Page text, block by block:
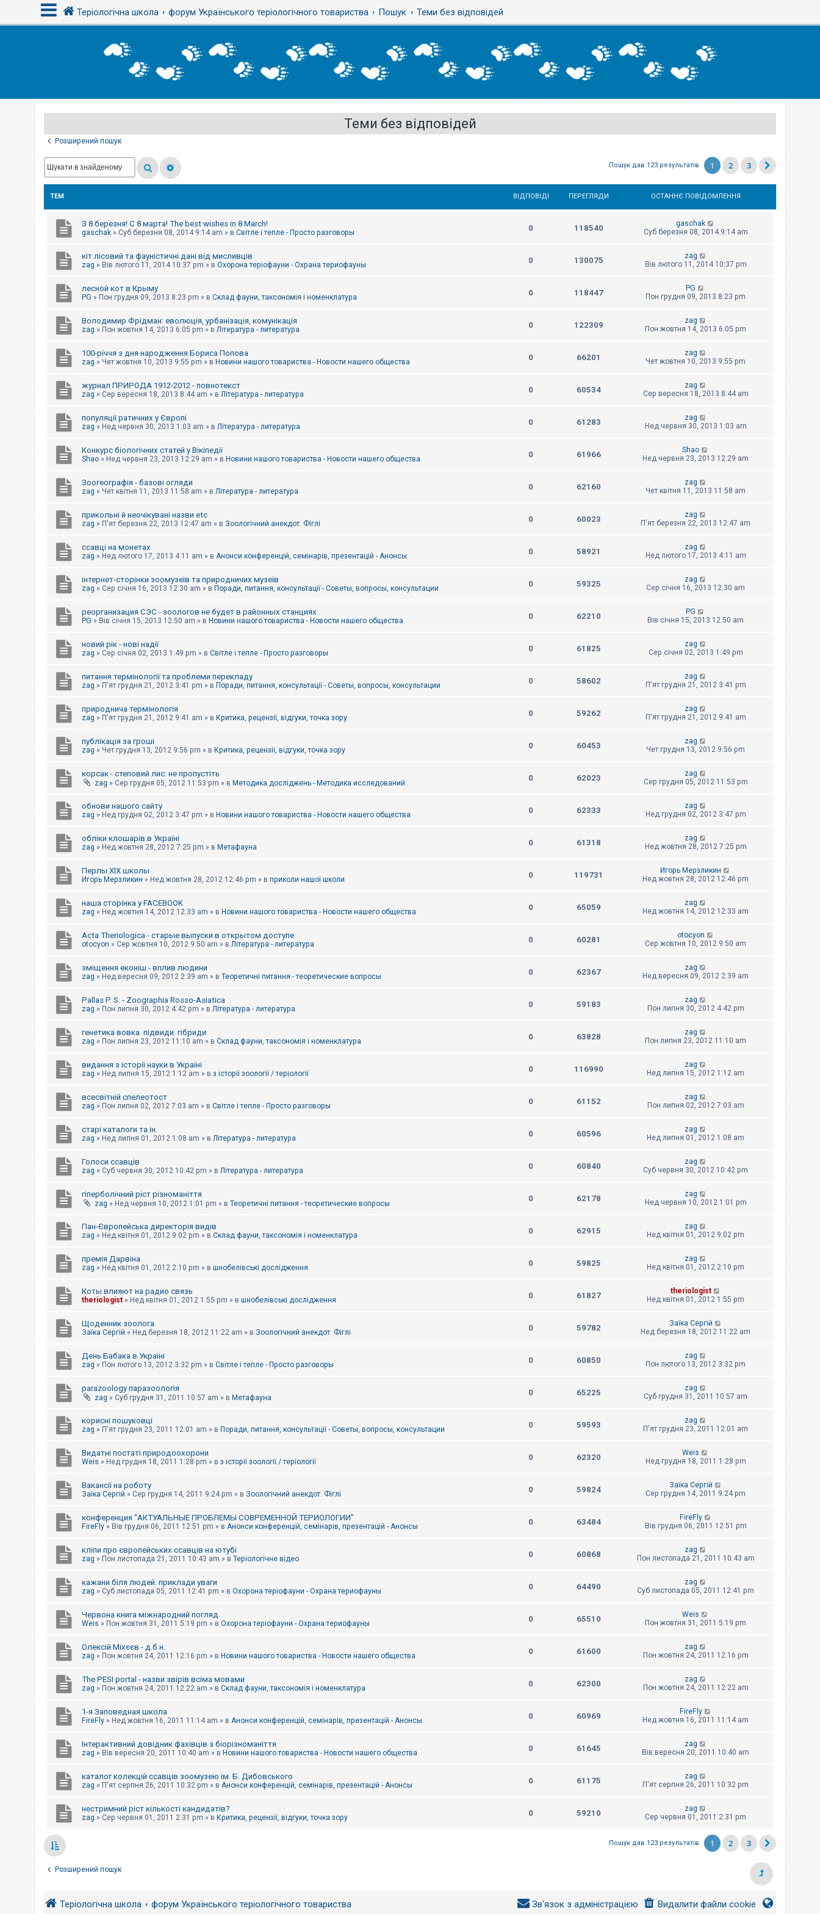
Теріологічна школа форум Українського теріологічного товариства Пошук Теми без відповідей
Теми без відповідей
Розширений пошук
Пошук дав 123 результатів 1 2 3
ТЕМ ВІДПОВІДІ ПЕРЕГЛЯДИ ОСТАННЄ ПОВІДОМЛЕННЯ
З 8 березня! С 8 марта! The best wishes in 8 March!
gaschak » Суб березня 08, 2014 9:14 am » в Світле і тепле - Просто разговоры 0 118540
gaschak
Суб березня 08, 2014 9:14 am
кіт лісовий та фауністичні дані від мисливців
zag » Вів лютого 11, 2014 10:37 pm » в Охорона теріофауни - Охрана териофауны 0 130075
zag
Вів лютого 11, 2014 10:37 pm
лесной кот в Крыму
PG » Пон грудня 09, 2013 8:23 pm » в Склад фауни, таксономія і номенклатура 0 118447
PG
Пон грудня 09, 2013 8:23 pm
Володимир Фрідман: еволюція, урбанізація, комунікація
zag » Пон жовтня 14, 2013 6:05 pm » в Література - литература 0 122309
zag
Пон жовтня 14, 2013 6:05 pm
100-річчя з дня народження Бориса Попова
zag » Чет жовтня 10, 2013 9:55 pm » в Новини нашого товариства - Новости нашего общества 0 66201
zag
Чет жовтня 10, 2013 9:55 pm
журнал ПРИРОДА 1912-2012 - повнотекст
zag » Сер вересня 18, 2013 8:44 am » в Література - литература 0 60534
zag
Сер вересня 18, 2013 8:44 am
популяції ратичних у Європі
zag » Нед червня 30, 2013 1:03 am » в Література - литература 0 61283
zag
Нед червня 30, 2013 1:03 am
Конкурс біологічних статей у Вікіпедії
Shao » Нед червня 23, 2013 12:29 am » в Новини нашого товариства - Новости нашего общества 0 61966
Shao
Нед червня 23, 2013 12:29 am
Зоогеографія - базові огляди
zag » Чет квітня 11, 2013 11:58 am » в Література - литература 0 62160
zag
Чет квітня 11, 2013 11:58 am
прикольні й неочікувані назви etc
zag » П'ят березня 22, 2013 12:47 am » в Зоологічний анекдот. Фіглі 0 60023
zag
П'ят березня 22, 2013 12:47 am
ссавці на монетах
zag » Нед лютого 17, 2013 4:11 am » в Анонси конференцій, семінарів, презентацій - Анонсы 0 58921
zag
Нед лютого 17, 2013 4:11 am
інтернет-сторінки зоомузеїв та природничих музеїв
zag » Сер січня 16, 2013 12:30 am » в Поради, питання, консультації - Советы, вопросы, консультации 0 59325
zag
Сер січня 16, 2013 12:30 am
реорганизация СЭС - зоологов не будет в районных станциях
PG » Вів січня 15, 2013 12:50 am » в Новини нашого товариства - Новости нашего общества 0 62210
PG
Вів січня 15, 2013 12:50 am
новий рік - нові надії
zag » Сер січня 02, 2013 1:49 pm » в Світле і тепле - Просто разговоры 0 61825
zag
Сер січня 02, 2013 1:49 pm
питання термінології та проблеми перекладу
zag » П'ят грудня 21, 2012 3:41 pm » в Поради, питання, консультації - Советы, вопросы, консультации 0 58602
zag
П'ят грудня 21, 2012 3:41 pm
природнича термінологія
zag » П'ят грудня 21, 2012 9:41 am » в Критика, рецензії, відгуки, точка зору 0 59262
zag
П'ят грудня 21, 2012 9:41 am
публікація за гроші
zag » Чет грудня 13, 2012 9:56 pm » в Критика, рецензії, відгуки, точка зору 0 60453
zag
Чет грудня 13, 2012 9:56 pm
корсак - степовий лис: не пропустіть
zag » Сер грудня 05, 2012 11:53 pm » в Методика досліджень - Методика исследований
0 62023
zag
Сер грудня 05, 2012 11:53 pm
обнови нашого сайту
zag » Нед грудня 02, 2012 3:47 pm » в Новини нашого товариства - Новости нашего общества 0 62333
zag
Нед грудня 02, 2012 3:47 pm
обліки клошарів в Україні
zag » Нед жовтня 28, 2012 7:25 pm » в Метафауна 0 61318
zag
Нед жовтня 28, 2012 7:25 pm
Перлы ХІХ школы
Игорь Мерзликин » Нед жовтня 28, 2012 12:46 pm » в приколи нашої школи 0 119731
Игорь Мерзликин
Нед жовтня 28, 2012 12:46 pm
наша сторінка у FACEBOOK
zag » Нед жовтня 14, 2012 12:33 am » в Новини нашого товариства - Новости нашего общества 0 65059
zag
Нед жовтня 14, 2012 12:33 am
Acta Theriologica - старые выпуски в открытом доступе
otocyon » Сер жовтня 10, 2012 9:50 am » в Література - литература 0 60281
otocyon
Сер жовтня 10, 2012 9:50 am
зміщення еконіш - вплив людини
zag » Нед вересня 09, 2012 2:39 am » в Теоретичні питання - теоретические вопросы 0 62367
zag
Нед вересня 09, 2012 2:39 am
Pallas P. S. - Zoographia Rosso-Asiatica
zag » Пон липня 30, 2012 4:42 pm » в Література - литература 0 59183
zag
Пон липня 30, 2012 4:42 pm
генетика вовка. підвиди. гібриди
zag » Пон липня 23, 2012 11:10 am » в Склад фауни, таксономія і номенклатура 0 63828
zag
Пон липня 23, 2012 11:10 am
видання з історії науки в Україні
zag » Нед липня 15, 2012 1:12 am » в з історії зоології / теріології 0 116990
zag
Нед липня 15, 2012 1:12 am
всесвітній спелеотост
zag » Пон липня 02, 2012 7:03 am » в Світле і тепле - Просто разговоры 0 61152
zag
Пон липня 02, 2012 7:03 am
старі каталоги та ін.
zag » Нед липня 01, 2012 1:08 am » в Література - литература 0 60596
zag
Нед липня 01, 2012 1:08 am
Голоси ссавців
zag » Суб червня 30, 2012 10:42 pm » в Література - литература 0 60840
zag
Суб червня 30, 2012 10:42 pm
гіперболічний ріст різноманіття
zag » Нед червня 10, 2012 1:01 pm » в Теоретичні питання - теоретические вопросы
0 62178
zag
Нед червня 10, 2012 1:01 pm
Пан-Європейська директорія видів
zag » Нед квітня 01, 2012 9:02 pm » в Склад фауни, таксономія і номенклатура 0 62915
zag
Нед квітня 01, 2012 9:02 pm
премія Дарвіна
zag » Нед квітня 01, 2012 2:10 pm » в шнобелівські дослідження 0 59825
zag
Нед квітня 01, 2012 2:10 pm
Коты влияют на радио связь
theriologist » Нед квітня 01, 2012 1:55 pm » в шнобелівські дослідження 0 61827
theriologist
Нед квітня 01, 2012 1:55 pm
Щоденник зоолога
Заїка Сергій » Нед березня 18, 2012 11:22 am » в Зоологічний анекдот. Фіглі 0 59782
Заїка Сергій
Нед березня 18, 2012 11:22 am
День Бабака в Україні
zag » Пон лютого 13, 2012 3:32 pm » в Світле і тепле - Просто разговоры 0 60850
zag
Пон лютого 13, 2012 3:32 pm
parazoology паразоологія
zag » Суб грудня 31, 2011 10:57 am » в Метафауна
0 65225
zag
Суб грудня 31, 2011 10:57 am
корисні пошуковці
zag » П'ят грудня 23, 2011 12:01 am » в Поради, питання, консультації - Советы, вопросы, консультации 0 59593
zag
П'ят грудня 23, 2011 12:01 am
Видатні постаті природоохорони
Weis » Нед грудня 18, 2011 1:28 pm » в з історії зоології / теріології 0 62320
Weis
Нед грудня 18, 2011 1:28 pm
Вакансії на роботу
Заїка Сергій » Сер грудня 14, 2011 9:24 pm » в Зоологічний анекдот. Фіглі 0 59824
Заїка Сергій
Сер грудня 14, 2011 9:24 pm
конференция "АКТУАЛЬНЫЕ ПРОБЛЕМЫ СОВРЕМЕННОЙ ТЕРИОЛОГИИ"
FireFly » Вів грудня 06, 2011 12:51 pm » в Анонси конференцій, семінарів, презентацій - Анонсы 0 63484
FireFly
Вів грудня 06, 2011 12:51 pm
кліпи про європейських ссавців на ютубі
zag » Пон листопада 21, 2011 10:43 am » в Теріологічне відео 0 60868
zag
Пон листопада 21, 2011 10:43 am
кажани біля людей. приклади уваги
zag » Суб листопада 05, 2011 12:41 pm » в Охорона теріофауни - Охрана териофауны 0 64490
zag
Суб листопада 05, 2011 12:41 pm
Червона книга міжнародний погляд
Weis » Пон жовтня 31, 2011 5:19 pm » в Охорона теріофауни - Охрана териофауны 0 65510
Weis
Пон жовтня 31, 2011 5:19 pm
Олексій Міхєєв - д.б.н.
zag » Пон жовтня 24, 2011 12:16 pm » в Новини нашого товариства - Новости нашего общества 0 61600
zag
Пон жовтня 24, 2011 12:16 pm
The PESI portal - назви звірів всіма мовами
zag » Пон жовтня 24, 2011 12:22 am » в Склад фауни, таксономія і номенклатура 0 62300
zag
Пон жовтня 24, 2011 12:22 am
1-я Заповедная школа
FireFly » Нед жовтня 16, 2011 11:14 am » в Анонси конференцій, семінарів, презентацій - Анонсы 0 60969
FireFly
Нед жовтня 16, 2011 11:14 am
Інтерактивний довідник фахівців з біорізноманіття
zag » Вів вересня 20, 2011 10:40 am » в Новини нашого товариства - Новости нашего общества 0 61645
zag
Вів вересня 20, 2011 10:40 am
каталог колекцій ссавців зоомузею ім. Б. Дибовського
zag » П'ят серпня 26, 2011 10:32 pm » в Анонси конференцій, семінарів, презентацій - Анонсы 0 61175
zag
П'ят серпня 26, 2011 10:32 pm
нестримний ріст кількості кандидатів?
zag » Сер червня 01, 2011 2:31 pm » в Критика, рецензії, відгуки, точка зору 0 59210
zag
Сер червня 01, 2011 2:31 pm
Пошук дав 123 результатів 1 2 3
Розширений пошук
Теріологічна школа форум Українського теріологічного товариства Видалити файли cookie
Зв'язок з адміністрацією